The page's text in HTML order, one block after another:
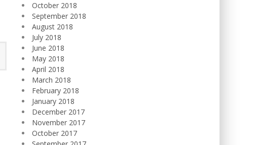
October 2018
September 2018
August 2018
July 2018
June 2018
May 2018
April 2018
March 2018
February 2018
January 2018
December 2017
November 2017
October 2017